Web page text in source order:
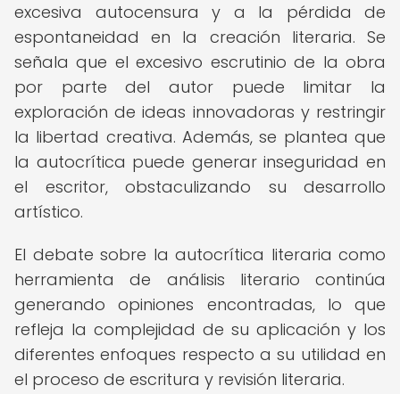
excesiva autocensura y a la pérdida de
espontaneidad en la creación literaria. Se
señala que el excesivo escrutinio de la obra
por parte del autor puede limitar la
exploración de ideas innovadoras y restringir
la libertad creativa. Además, se plantea que
la autocrítica puede generar inseguridad en
el escritor, obstaculizando su desarrollo
artístico.
El debate sobre la autocrítica literaria como
herramienta de análisis literario continúa
generando opiniones encontradas, lo que
refleja la complejidad de su aplicación y los
diferentes enfoques respecto a su utilidad en
el proceso de escritura y revisión literaria.